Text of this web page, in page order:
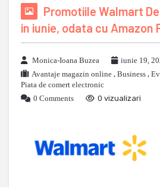
Promotiile Walmart
in iunie, odata cu Amazon
Monica-Ioana Buzea
iunie 19,
Avantaje magazin online , Business ,
Piata de comert electronic
0 Comments
0 vizualizari